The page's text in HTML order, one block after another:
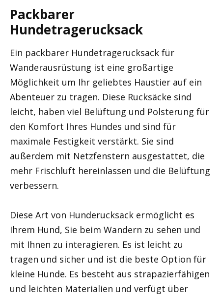
Packbarer
Hundetragerucksack
Ein packbarer Hundetragerucksack für
Wanderausrüstung ist eine großartige
Möglichkeit um Ihr geliebtes Haustier auf ein
Abenteuer zu tragen. Diese Rucksäcke sind
leicht, haben viel Belüftung und Polsterung für
den Komfort Ihres Hundes und sind für
maximale Festigkeit verstärkt. Sie sind
außerdem mit Netzfenstern ausgestattet, die
mehr Frischluft hereinlassen und die Belüftung
verbessern.
Diese Art von Hunderucksack ermöglicht es
Ihrem Hund, Sie beim Wandern zu sehen und
mit Ihnen zu interagieren. Es ist leicht zu
tragen und sicher und ist die beste Option für
kleine Hunde. Es besteht aus strapazierfähigen
und leichten Materialien und verfügt über